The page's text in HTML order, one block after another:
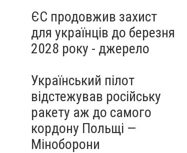
ЄС продовжив захист
для українців до березня
2028 року - джерело
Український пілот
відстежував російську
ракету аж до самого
кордону Польщі —
Міноборони